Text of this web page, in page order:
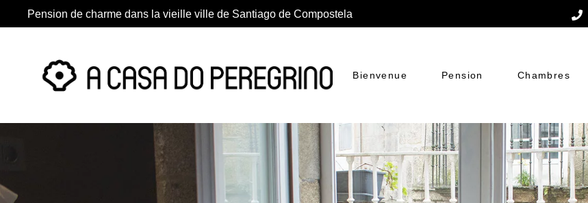
Pension de charme dans la vieille ville de Santiago de Compostela
Bienvenue Pension Chambres